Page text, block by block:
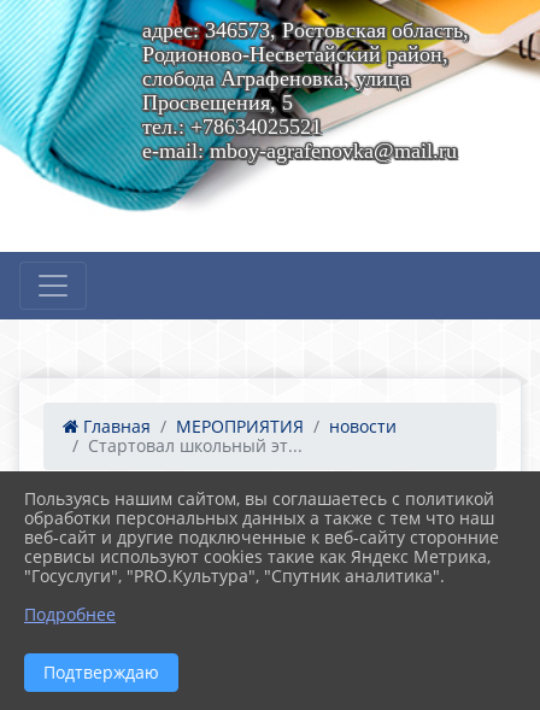
адрес: 346573, Ростовская область,
Родионово-Несветайский район,
слобода Аграфеновка, улица
Просвещения, 5
тел.: +78634025521
e-mail: mboy-agrafenovka@mail.ru
Главная МЕРОПРИЯТИЯ
новости
Стартовал школьный эт...
21.09.2023 13:24 21
Стартовал школьный этап Всероссийской
олимпиады школьников по
общеобразовательным предметам.
Пользуясь нашим сайтом, вы соглашаетесь с политикой
обработки персональных данных а также с тем что наш
веб-сайт и другие подключенные к веб-сайту сторонние
сервисы используют cookies такие как Яндекс Метрика,
"Госуслуги", "PRO.Культура", "Спутник аналитика".
Подробнее
Подтверждаю